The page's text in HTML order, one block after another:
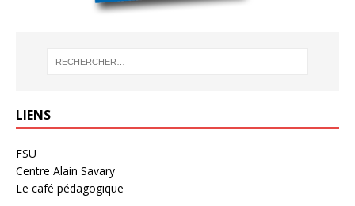
LIENS
FSU
Centre Alain Savary
Le café pédagogique